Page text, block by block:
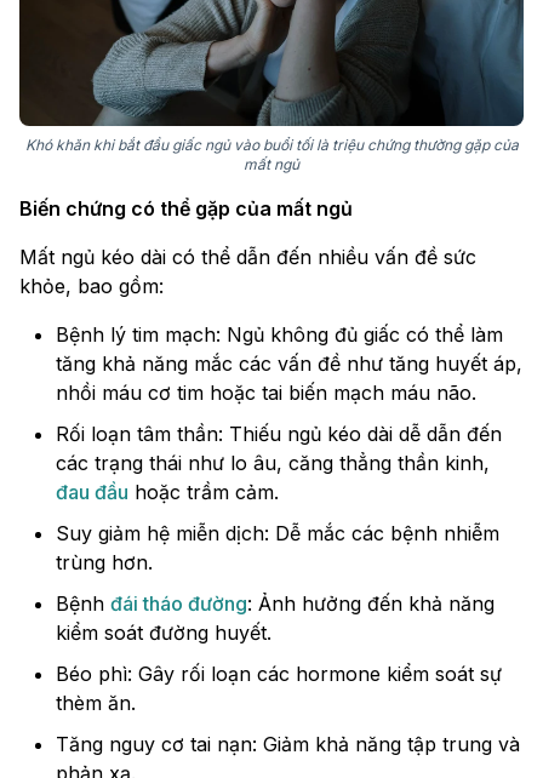
Khó khăn khi bắt đầu giấc ngủ vào buổi tối là triệu chứng thường gặp của
mất ngủ
Biến chứng có thể gặp của mất ngủ
Mất ngủ kéo dài có thể dẫn đến nhiều vấn đề sức
khỏe, bao gồm:
Bệnh lý tim mạch: Ngủ không đủ giấc có thể làm
tăng khả năng mắc các vấn đề như tăng huyết áp,
nhồi máu cơ tim hoặc tai biến mạch máu não.
Rối loạn tâm thần: Thiếu ngủ kéo dài dễ dẫn đến
các trạng thái như lo âu, căng thẳng thần kinh,
đau đầu hoặc trầm cảm.
Suy giảm hệ miễn dịch: Dễ mắc các bệnh nhiễm
trùng hơn.
Bệnh đái tháo đường: Ảnh hưởng đến khả năng
kiểm soát đường huyết.
Béo phì: Gây rối loạn các hormone kiểm soát sự
thèm ăn.
Tăng nguy cơ tai nạn: Giảm khả năng tập trung và